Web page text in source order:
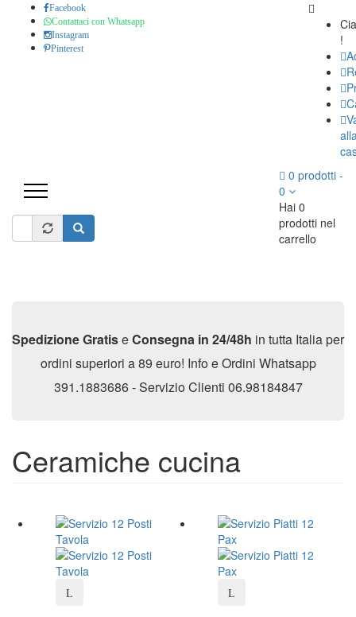
contenuto
principale
Facebook
Contattaci con Whatsapp
Instagram
Pinterest
!
Form
di
ricerca
0 prodotti -
0
Hai 0
prodotti nel
carrello
Spedizione GratiseConsegna in 24/48h in tutta Italia per
ordini superiori a 89 euro! Info e Ordini Whatsapp
391.1883686 - Servizio Clienti 06.98184847
Ceramiche cucina